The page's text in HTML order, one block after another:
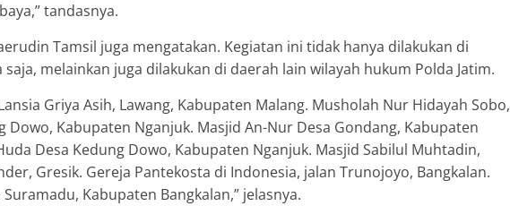
tandasnya.
Tamsil juga mengatakan. Kegiatan ini tidak hanya dilakukan di
melainkan juga dilakukan di daerah lain wilayah hukum Polda Jatim.
Griya Asih, Lawang, Kabupaten Malang. Musholah Nur Hidayah Sobo,
Dowo, Kabupaten Nganjuk. Masjid An-Nur Desa Gondang, Kabupaten
Desa Kedung Dowo, Kabupaten Nganjuk. Masjid Sabilul Muhtadin,
Gresik. Gereja Pantekosta di Indonesia, jalan Trunojoyo, Bangkalan.
Suramadu, Kabupaten Bangkalan,” jelasnya.